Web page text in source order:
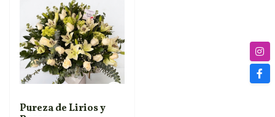
Pureza de Lirios y